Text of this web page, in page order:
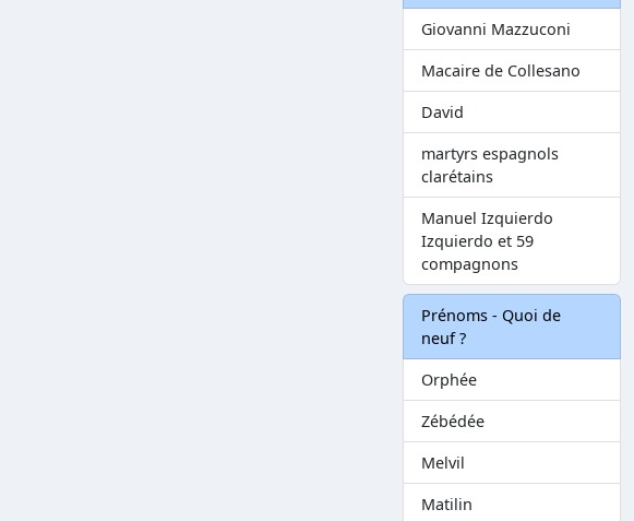
Giovanni Mazzuconi
Macaire de Collesano
David
martyrs espagnols
clarétains
Manuel Izquierdo
Izquierdo et 59
compagnons
Prénoms - Quoi de
neuf ?
Orphée
Zébédée
Melvil
Matilin